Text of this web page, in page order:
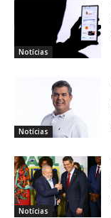
Notícias
Notícias
Notícias